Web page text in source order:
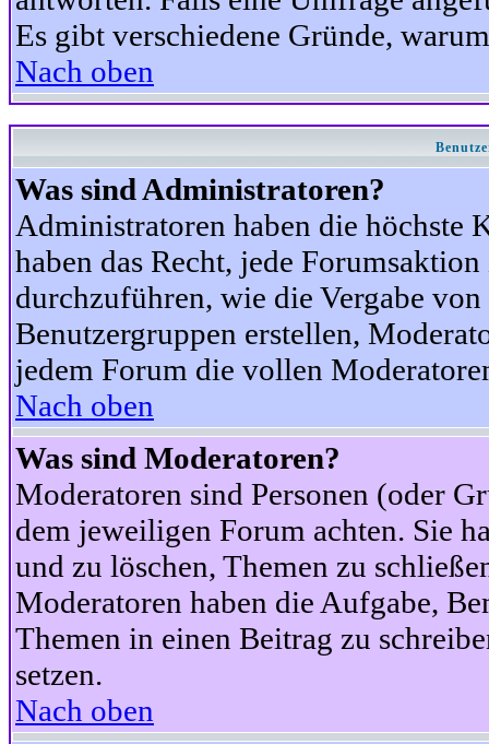
Es gibt verschiedene Gründe,
Nach oben
Was sind Administratoren?
Administratoren haben die höchste
haben das Recht, jede
durchzuführen, wie die Vergabe
Benutzergruppen erstellen,
jedem Forum die vollen
Nach oben
Was sind Moderatoren?
Moderatoren sind Personen (oder
dem jeweiligen Forum achten. Sie
und zu löschen, Themen zu
Moderatoren haben die Aufgabe,
Themen in einen Beitrag zu
setzen.
Nach oben